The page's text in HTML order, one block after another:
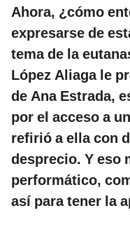
Ahora, ¿cómo
expresarse de
tema de la
López Aliaga le
de Ana Estrada,
por el acceso a
refirió a ella con
desprecio. Y eso
performático,
así para tener la